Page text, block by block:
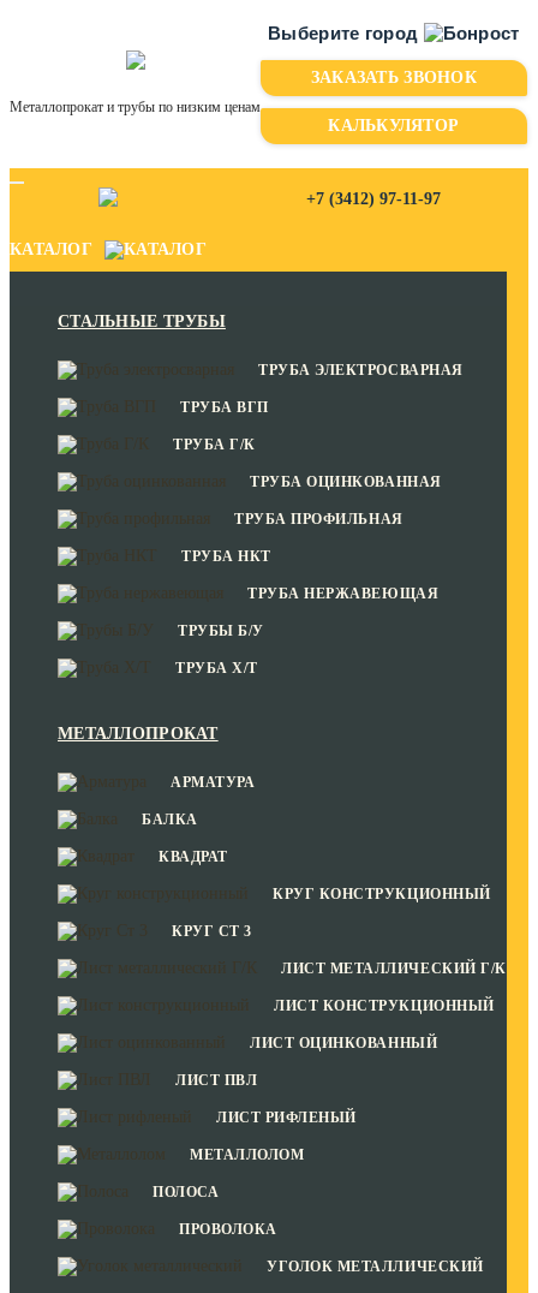
Металлопрокат и трубы по низким ценам
Выберите город
Казань
Киров
Пермь
ЗАКАЗАТЬ ЗВОНОК
КАЛЬКУЛЯТОР
+7 (3412) 97-11-97
КАТАЛОГ
СТАЛЬНЫЕ ТРУБЫ
ТРУБА ЭЛЕКТРОСВАРНАЯ
ТРУБА ВГП
ТРУБА Г/К
ТРУБА ОЦИНКОВАННАЯ
ТРУБА ПРОФИЛЬНАЯ
ТРУБА НКТ
ТРУБА НЕРЖАВЕЮЩАЯ
ТРУБЫ Б/У
ТРУБА Х/Т
МЕТАЛЛОПРОКАТ
АРМАТУРА
БАЛКА
КВАДРАТ
КРУГ КОНСТРУКЦИОННЫЙ
КРУГ СТ 3
ЛИСТ МЕТАЛЛИЧЕСКИЙ Г/К
ЛИСТ КОНСТРУКЦИОННЫЙ
ЛИСТ ОЦИНКОВАННЫЙ
ЛИСТ ПВЛ
ЛИСТ РИФЛЕНЫЙ
МЕТАЛЛОЛОМ
ПОЛОСА
ПРОВОЛОКА
УГОЛОК МЕТАЛЛИЧЕСКИЙ